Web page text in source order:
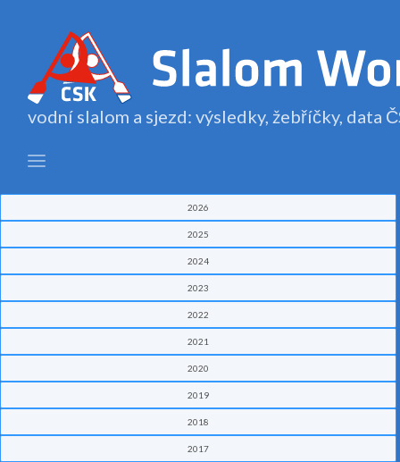
vodní slalom a sjezd: výsledky, žebříčky, data
2026
2025
2024
2023
2022
2021
2020
2019
2018
2017